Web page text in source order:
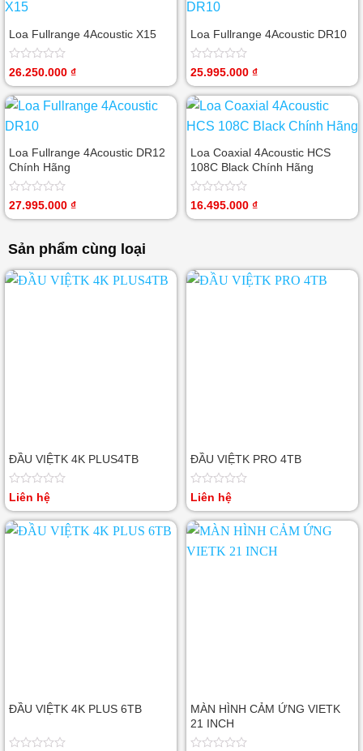
sao
Loa Fullrange 4Acoustic X15
Được
hạng
0
sao
26.250.000 ₫
Loa Fullrange 4Acoustic DR10
Được
hạng
0
sao
25.995.000 ₫
Loa Fullrange 4Acoustic DR12
Chính Hãng
Được
5
27.995.000 ₫
Loa Coaxial 4Acoustic HCS
108C Black Chính Hãng
Được
16.495.000 ₫
Sản phẩm cùng loại
ĐẦU VIỆTK 4K PLUS4TB
Được
hạng
0
Liên hệ
ĐẦU VIỆTK PRO 4TB
Được
hạng
0
sao
Liên hệ
ĐẦU VIỆTK 4K PLUS 6TB
MÀN HÌNH CẢM ỨNG VIETK
21 INCH